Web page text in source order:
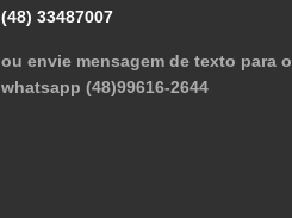
(48) 33487007
ou envie mensagem de texto para o
whatsapp (48)99616-2644